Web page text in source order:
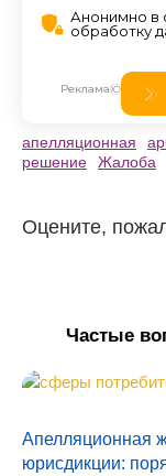
апелляционная
решение
Жалоба
Оцените,
Частые
Апелляционная
юрисдикции: